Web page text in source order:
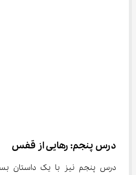
درس پنجم: رهایی از قفس
درس پنجم نیز با یک داستان